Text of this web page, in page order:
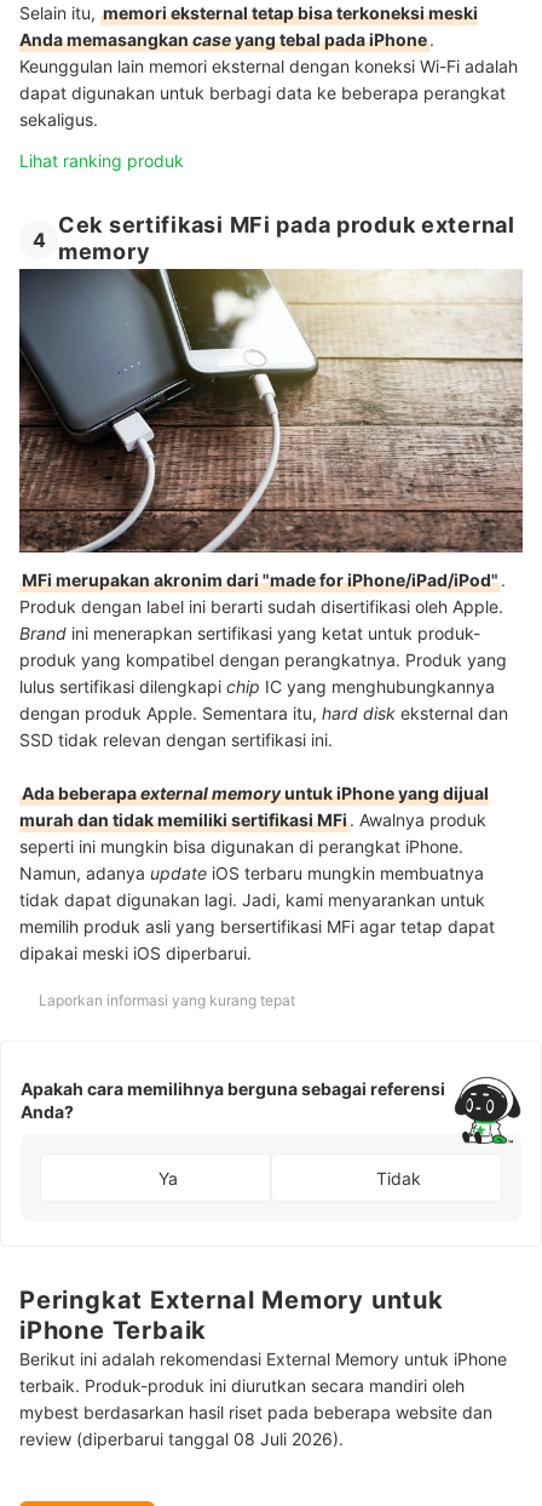
Selain itu, memori eksternal tetap bisa terkoneksi meski
Anda memasangkancaseyang tebal pada iPhone.
Keunggulan lain memori eksternal dengan koneksi Wi-Fi adalah
dapat digunakan untuk berbagi data ke beberapa perangkat
sekaligus.
Lihat ranking produk
4
Cek sertifikasi MFi pada produk external
memory
MFi merupakan akronim dari "made for iPhone/iPad/iPod".
Produk dengan label ini berarti sudah disertifikasi oleh Apple.
Brand ini menerapkan sertifikasi yang ketat untuk produk-
produk yang kompatibel dengan perangkatnya. Produk yang
lulus sertifikasi dilengkapi chip IC yang menghubungkannya
dengan produk Apple. Sementara itu, hard disk eksternal dan
SSD tidak relevan dengan sertifikasi ini.
Ada beberapaexternal memoryuntuk iPhone yang dijual
murah dan tidak memiliki sertifikasi MFi. Awalnya produk
seperti ini mungkin bisa digunakan di perangkat iPhone.
Namun, adanya update iOS terbaru mungkin membuatnya
tidak dapat digunakan lagi. Jadi, kami menyarankan untuk
memilih produk asli yang bersertifikasi MFi agar tetap dapat
dipakai meski iOS diperbarui.
Laporkan informasi yang kurang tepat
Apakah cara memilihnya berguna sebagai referensi
Anda?
Ya Tidak
Peringkat External Memory untuk
iPhone Terbaik
Berikut ini adalah rekomendasi External Memory untuk iPhone
terbaik. Produk-produk ini diurutkan secara mandiri oleh
mybest berdasarkan hasil riset pada beberapa website dan
review (diperbarui tanggal 08 Juli 2026).